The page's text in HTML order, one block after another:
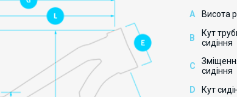
A
Висота
B
Кут
сидіння
C
сидіння
D Кут